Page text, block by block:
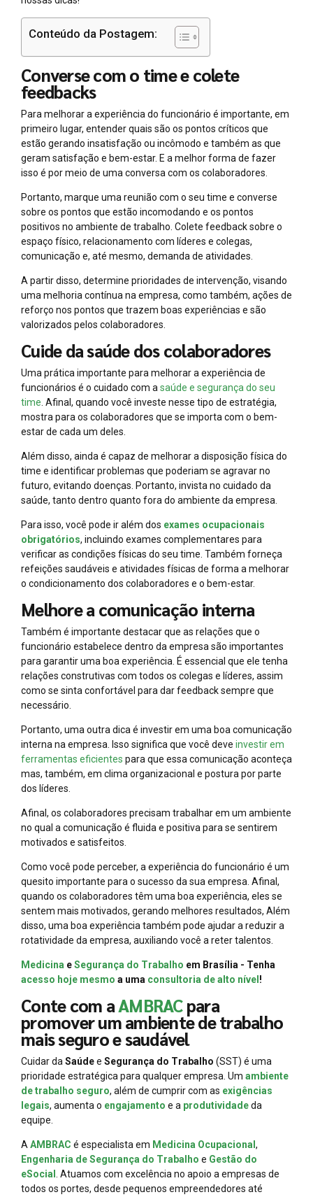
Conteúdo da Postagem:
Converse com o time e colete
feedbacks
Para melhorar a experiência do funcionário é importante, em
primeiro lugar, entender quais são os pontos críticos que
estão gerando insatisfação ou incômodo e também as que
geram satisfação e bem-estar. E a melhor forma de fazer
isso é por meio de uma conversa com os colaboradores.
Portanto, marque uma reunião com o seu time e converse
sobre os pontos que estão incomodando e os pontos
positivos no ambiente de trabalho. Colete feedback sobre o
espaço físico, relacionamento com líderes e colegas,
comunicação e, até mesmo, demanda de atividades.
A partir disso, determine prioridades de intervenção, visando
uma melhoria contínua na empresa, como também, ações de
reforço nos pontos que trazem boas experiências e são
valorizados pelos colaboradores.
Cuide da saúde dos colaboradores
Uma prática importante para melhorar a experiência de
funcionários é o cuidado com a saúde e segurança do seu
time . Afinal, quando você investe nesse tipo de estratégia,
mostra para os colaboradores que se importa com o bem-
estar de cada um deles.
Além disso, ainda é capaz de melhorar a disposição física do
time e identificar problemas que poderiam se agravar no
futuro, evitando doenças. Portanto, invista no cuidado da
saúde, tanto dentro quanto fora do ambiente da empresa.
Para isso, você pode ir além dos exames ocupacionais
obrigatórios, incluindo exames complementares para
verificar as condições físicas do seu time. Também forneça
refeições saudáveis e atividades físicas de forma a melhorar
o condicionamento dos colaboradores e o bem-estar.
Melhore a comunicação interna
Também é importante destacar que as relações que o
funcionário estabelece dentro da empresa são importantes
para garantir uma boa experiência. É essencial que ele tenha
relações construtivas com todos os colegas e líderes, assim
como se sinta confortável para dar feedback sempre que
necessário.
Portanto, uma outra dica é investir em uma boa comunicação
interna na empresa. Isso significa que você deve investir em
ferramentas eficientes para que essa comunicação aconteça
mas, também, em clima organizacional e postura por parte
dos líderes.
Afinal, os colaboradores precisam trabalhar em um ambiente
no qual a comunicação é fluida e positiva para se sentirem
motivados e satisfeitos.
Como você pode perceber, a experiência do funcionário é um
quesito importante para o sucesso da sua empresa. Afinal,
quando os colaboradores têm uma boa experiência, eles se
sentem mais motivados, gerando melhores resultados, Além
disso, uma boa experiência também pode ajudar a reduzir a
rotatividade da empresa, auxiliando você a reter talentos.
Medicina eSegurança do Trabalho em Brasília - Tenha
acesso hoje mesmo a uma consultoria de alto nível !
Conte com aAMBRACpara
promover um ambiente de trabalho
mais seguro e saudável
Cuidar da Saúdee Segurança do Trabalho (SST) é uma
prioridade estratégica para qualquer empresa. Um ambiente
de trabalho seguro, além de cumprir com as exigências
legais, aumenta o engajamento e a produtividadeda
equipe.
A AMBRAC é especialista em Medicina Ocupacional ,
Engenharia de Segurança do Trabalho e Gestão do
eSocial
. Atuamos com excelência no apoio a empresas de
todos os portes, desde pequenos empreendedores até